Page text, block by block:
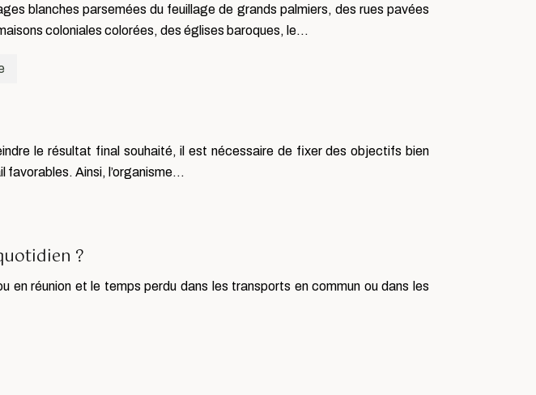
blanches parsemées du feuillage de grands palmiers, des rues pavées
coloniales colorées, des églises baroques, le…
le résultat final souhaité, il est nécessaire de fixer des objectifs bien
favorables. Ainsi, l’organisme…
?
en réunion et le temps perdu dans les transports en commun ou dans les